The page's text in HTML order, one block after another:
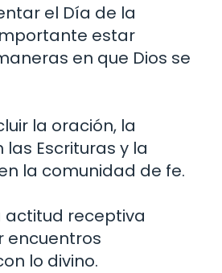
el Día de la
estar
en que Dios se
la oración, la
Escrituras y la
la comunidad de fe.
actitud receptiva
encuentros
lo divino.